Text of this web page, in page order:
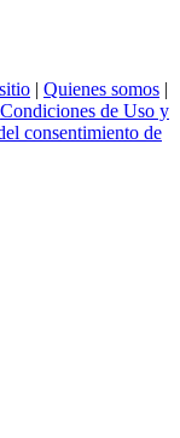
| Quienes somos |
Condiciones de Uso y
consentimiento de